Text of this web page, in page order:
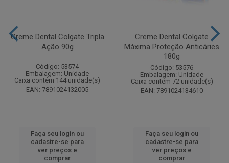
Creme Dental Colgate Tripla
Ação 90g
Código: 53574
Embalagem: Unidade
Caixa contém 144 unidade(s)
EAN: 7891024132005
Faça seu login ou
cadastre-se para
ver preços e
comprar
Creme Dental Colgate
Máxima Proteção Anticáries
180g
Código: 53576
Embalagem: Unidade
Caixa contém 72 unidade(s)
EAN: 7891024134610
Faça seu login ou
cadastre-se para
ver preços e
comprar